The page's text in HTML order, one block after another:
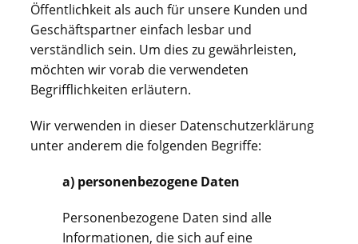
Öffentlichkeit als auch für unsere Kunden und
Geschäftspartner einfach lesbar und
verständlich sein. Um dies zu gewährleisten,
möchten wir vorab die verwendeten
Begrifflichkeiten erläutern.
Wir verwenden in dieser Datenschutzerklärung
unter anderem die folgenden Begriffe:
a) personenbezogene Daten
Personenbezogene Daten sind alle
Informationen, die sich auf eine